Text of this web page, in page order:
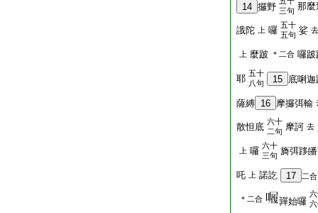
14 攞野 三句 那麼
誐陀 上 囉 五十
五句 娑 去
上 麼跛 ＊二合 囉跛
耶 五十
八句
15 底唎迦
薩縛 16 摩攞弭輸
散怛底 六十
二句 摩訶 去
上 囉 六十
三句 旖弭跢
吒 上 諾訖 17 二合
＊二合 嚲始囉